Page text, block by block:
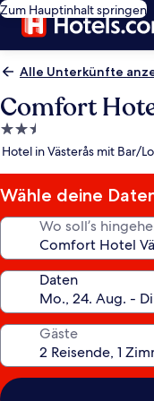
Zum Hauptinhalt springen
Alle Unterkünfte
Comfort
2.5-
Sterne-
Hotel in Västerås mit Bar/
Wähle deine
Wo soll’s
Daten
Gäste